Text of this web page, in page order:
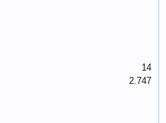
14
2.747